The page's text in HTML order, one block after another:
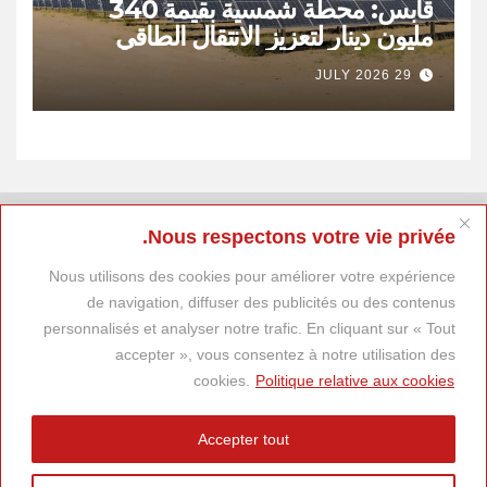
Nous respectons votre vie privée.
Nous utilisons des cookies pour améliorer votre expérience
de navigation, diffuser des publicités ou des contenus
personnalisés et analyser notre trafic. En cliquant sur « Tout
accepter », vous consentez à notre utilisation des
cookies.
Politique relative aux cookies
Accepter tout
قابس: محطة شمسية بقيمة 340
مليون دينار لتعزيز الانتقال الطاقي
وخلق 400 موطن شغل
29 JULY 2026